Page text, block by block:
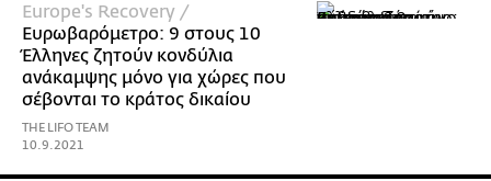
Europe's Recovery /
Ευρωβαρόμετρο: 9 στους 10
Έλληνες ζητούν κονδύλια
ανάκαμψης μόνο για χώρες που
σέβονται το κράτος δικαίου
THE LIFO TEAM
10.9.2021